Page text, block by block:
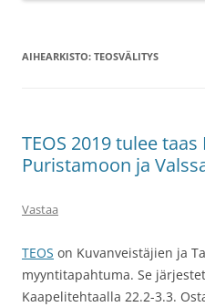
AIHEARKISTO: TEOSVÄLITYS
TEOS 2019 tulee
Puristamoon ja
Vastaa
TEOS on Kuvanveistäjien ja
myyntitapahtuma. Se
Kaapelitehtaalla 22.2-3.3.